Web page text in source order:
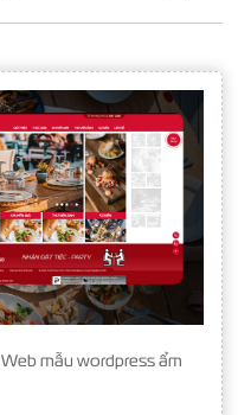
Web mẫu wordpress ẩm